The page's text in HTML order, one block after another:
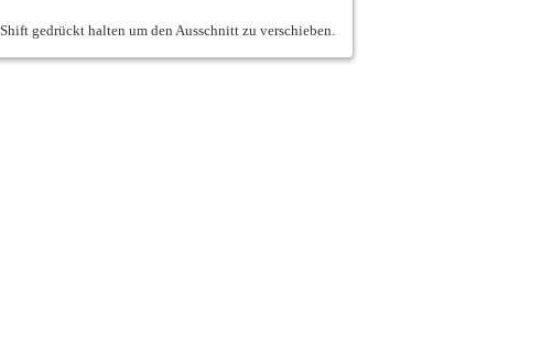
gedrückt halten um den Ausschnitt zu verschieben.